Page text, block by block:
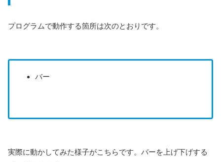
プログラムで動作する箇所は次のとおりです。
バー
実際に動かしてみた様子がこちらです。バーを上げ下げする